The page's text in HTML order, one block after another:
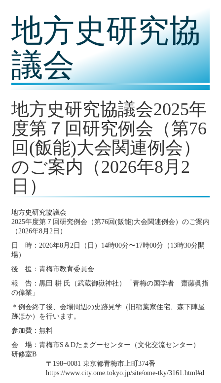
地方史研究協
議会
地方史研究協議会2025年
度第７回研究例会（第76
回(飯能)大会関連例会）
のご案内（2026年8月2
日）
地方史研究協議会
2025年度第７回研究例会（第76回(飯能)大会関連例会）のご案内
（2026年8月2日）
日 時：2026年8月2日（日）14時00分〜17時00分（13時30分開
場）
後 援：青梅市教育委員会
報 告：黒田 耕 氏（武蔵御嶽神社）「青梅の国学者 齋藤眞指
の偉業」
＊例会終了後、会場周辺の史跡見学（旧稲葉家住宅、森下陣屋
跡ほか）を行います。
参加費：無料
会 場：青梅市S＆Dたまグーセンター（文化交流センター）
研修室B
〒198−0081 東京都青梅市上町374番
https://www.city.ome.tokyo.jp/site/ome-tky/3161.html#d